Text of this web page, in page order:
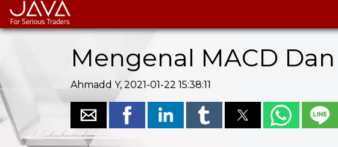
Mengenal MACD
Ahmadd Y, 2021-01-22 15:38:11